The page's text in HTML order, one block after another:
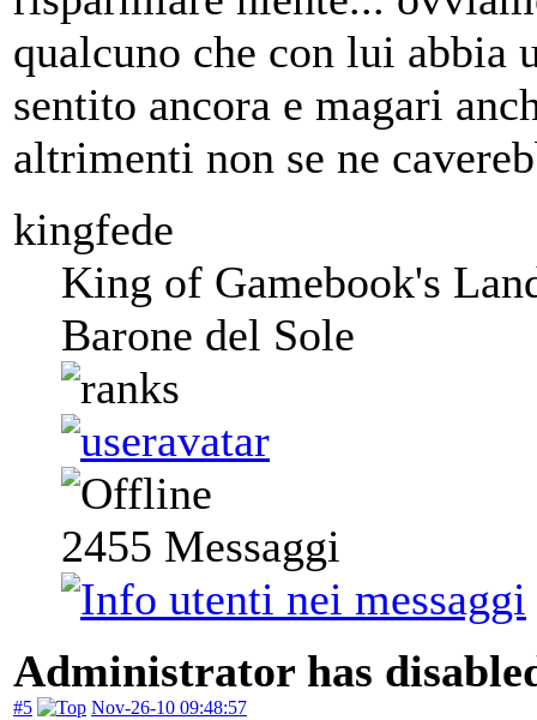
qualcuno che con lui abbia
sentito ancora e magari
altrimenti non se ne
kingfede
King of Gamebook's
Barone del Sole
2455 Messaggi
Administrator has
#5 Nov-26-10 09:48:57